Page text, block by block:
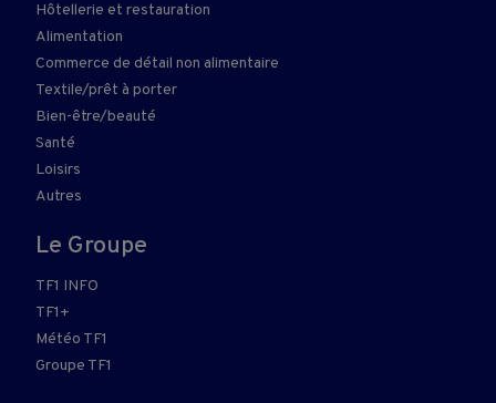
Hôtellerie et restauration
Alimentation
Commerce de détail non alimentaire
Textile/prêt à porter
Bien-être/beauté
Santé
Loisirs
Autres
Le Groupe
TF1 INFO
TF1+
Météo TF1
Groupe TF1